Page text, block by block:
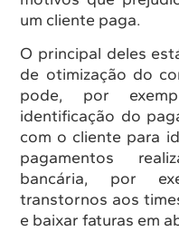
um cliente paga.
O principal deles
de otimização do
pode, por
identificação do
com o cliente para
pagamentos
bancária, por
transtornos aos
e baixar faturas em